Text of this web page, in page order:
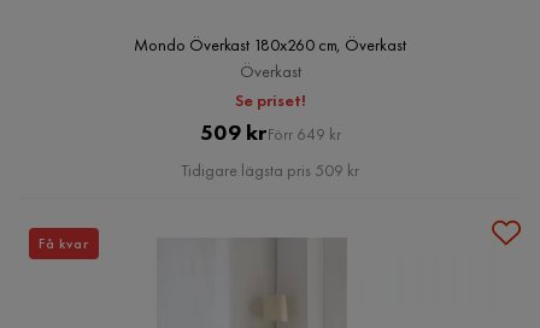
Mondo Överkast 180x260 cm, Överkast
Överkast
Se priset!
Pris
509 krOriginal
Pris
Förr 649 kr
Tidigare lägsta pris 509 kr
Få kvar